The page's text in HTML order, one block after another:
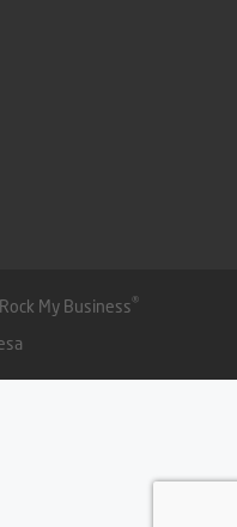
My Business®